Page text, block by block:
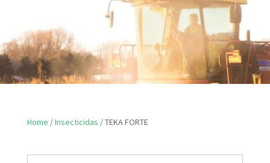
Home /Insecticidas / TEKA FORTE